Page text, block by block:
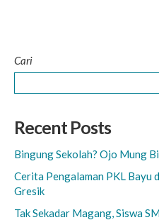
Cari
Recent Posts
Bingung Sekolah? Ojo Mung
Cerita Pengalaman PKL Bayu
Gresik
Tak Sekadar Magang, Siswa